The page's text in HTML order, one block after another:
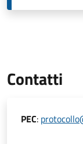
Contatti
PEC: